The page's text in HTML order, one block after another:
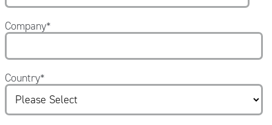
Company*
Country*